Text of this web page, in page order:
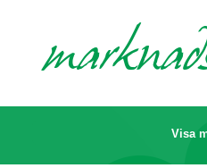
Visa